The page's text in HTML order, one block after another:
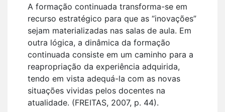
A formação continuada transforma-se em
recurso estratégico para que as “inovações”
sejam materializadas nas salas de aula. Em
outra lógica, a dinâmica da formação
continuada consiste em um caminho para a
reapropriação da experiência adquirida,
tendo em vista adequá-la com as novas
situações vividas pelos docentes na
atualidade. (FREITAS, 2007, p. 44).